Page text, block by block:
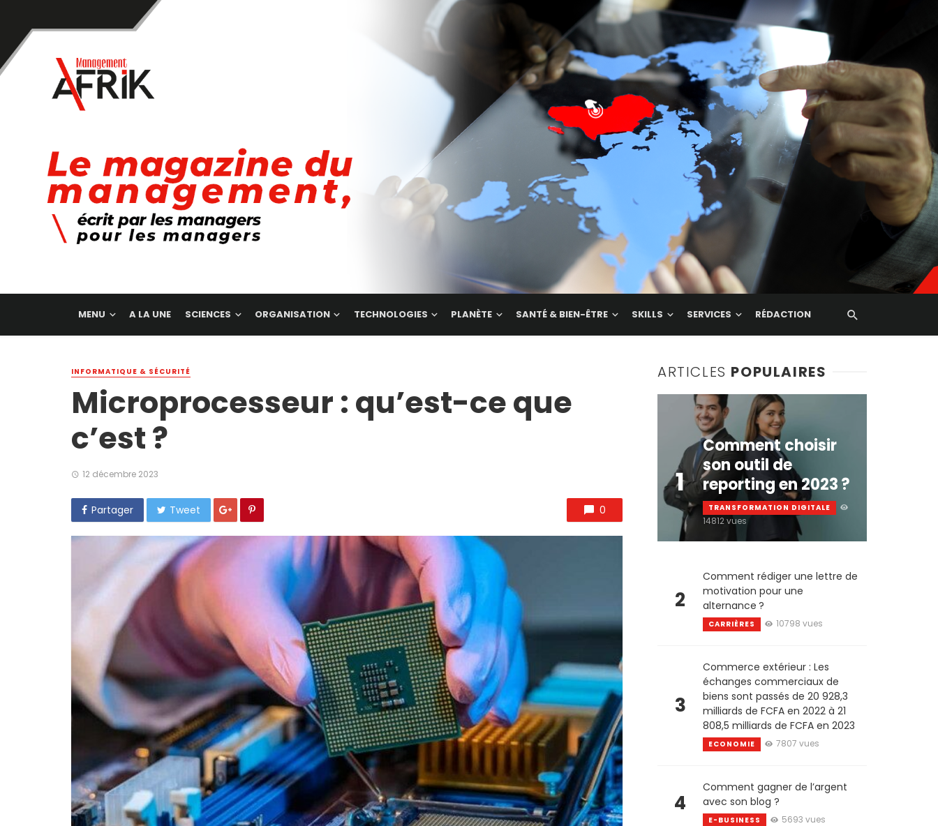
MENU A LA UNE SCIENCES ORGANISATION TECHNOLOGIES PLANÈTE SANTÉ & BIEN-ÊTRE SKILLS SERVICES RÉDACTION
INFORMATIQUE & SÉCURITÉ
Microprocesseur : qu’est-ce que
c’est ?
12 décembre 2023
Partager Tweet 0
ARTICLES POPULAIRES
1
Comment choisir
son outil de
reporting en 2023 ?
TRANSFORMATION DIGITALE
14812 vues
2
Comment rédiger une lettre de
motivation pour une
alternance ?
CARRIÈRES 10798 vues
3
Commerce extérieur : Les
échanges commerciaux de
biens sont passés de 20 928,3
milliards de FCFA en 2022 à 21
808,5 milliards de FCFA en 2023
ECONOMIE 7807 vues
4
Comment gagner de l’argent
avec son blog ?
E-BUSINESS 5693 vues